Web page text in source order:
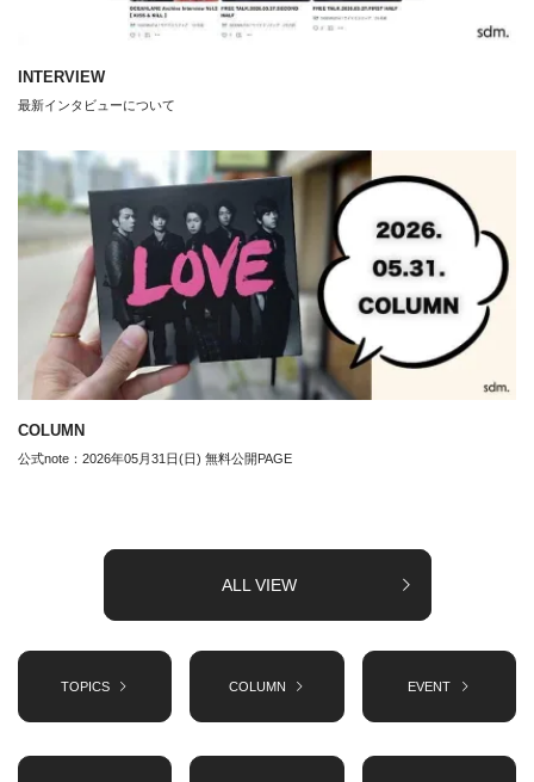
INTERVIEW
最新インタビューについて
COLUMN
公式note：2026年05月31日(日) 無料公開PAGE
ALL VIEW
TOPICS COLUMN EVENT